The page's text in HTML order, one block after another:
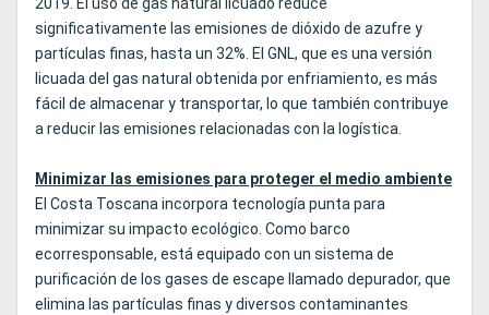
2019. El uso de gas natural licuado reduce
significativamente las emisiones de dióxido de azufre y
partículas finas, hasta un 32%. El GNL, que es una versión
licuada del gas natural obtenida por enfriamiento, es más
fácil de almacenar y transportar, lo que también contribuye
a reducir las emisiones relacionadas con la logística.
Minimizar las emisiones para proteger el medio ambiente
El Costa Toscana incorpora tecnología punta para
minimizar su impacto ecológico. Como barco
ecorresponsable, está equipado con un sistema de
purificación de los gases de escape llamado depurador, que
elimina las partículas finas y diversos contaminantes